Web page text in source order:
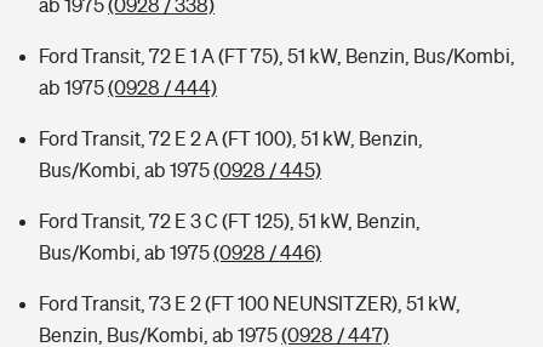
ab 1975(0928 / 338)
Ford Transit, 72 E 1 A (FT 75), 51 kW, Benzin, Bus/Kombi,
ab 1975(0928 / 444)
Ford Transit, 72 E 2 A (FT 100), 51 kW, Benzin,
Bus/Kombi, ab 1975(0928 / 445)
Ford Transit, 72 E 3 C (FT 125), 51 kW, Benzin,
Bus/Kombi, ab 1975(0928 / 446)
Ford Transit, 73 E 2 (FT 100 NEUNSITZER), 51 kW,
Benzin, Bus/Kombi, ab 1975(0928 / 447)